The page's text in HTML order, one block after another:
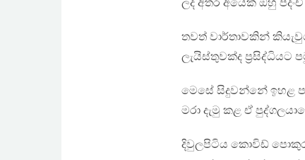
ලද අතර අයෙක් ඔහු
තවත් වාර්තාවකින්
ලැයිස්තුවක්ද ප්‍රසිද්ධියට
මෙසේ සිදුවන්නේ ඉහළ
මරා දැමු කළ ඒ
දිවුලපිටිය කොවිඩ්